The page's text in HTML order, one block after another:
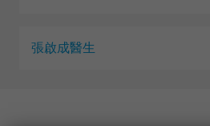
張啟成醫生